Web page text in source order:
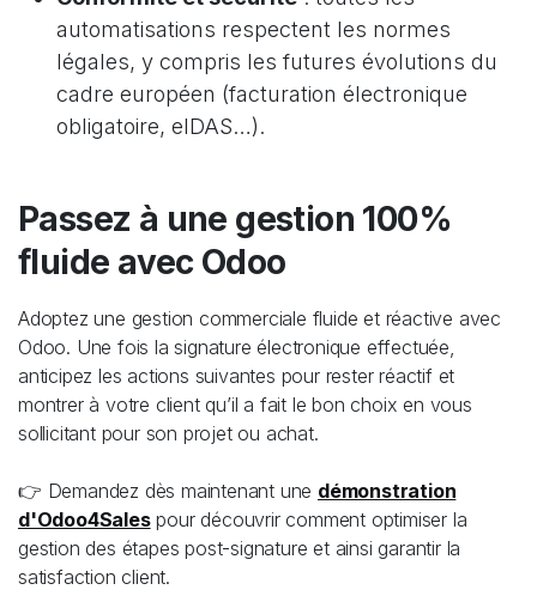
automatisations respectent les normes
légales, y compris les futures évolutions du
cadre européen (facturation électronique
obligatoire, eIDAS…).
Passez à une gestion 100%
fluide avec Odoo
Adoptez une gestion commerciale fluide et réactive avec
Odoo. Une fois la signature électronique effectuée,
anticipez les actions suivantes pour rester réactif et
montrer à votre client qu’il a fait le bon choix en vous
sollicitant pour son projet ou achat.
👉 Demandez dès maintenant une démonstration
d'Odoo4Salespour découvrir comment optimiser la
gestion des étapes post-signature et ainsi garantir la
satisfaction client.